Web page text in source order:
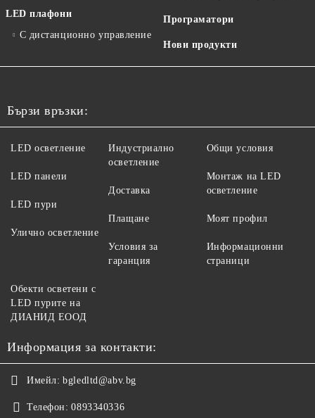
LED плафони
С дистанционно управление
Програматори
Нови продукти
Бързи връзки:
LED осветление
LED панели
LED пури
Улично осветление
Индустриално
осветление
Доставка
Плащане
Условия за
гаранция
Общи условия
Монтаж на LED
осветление
Моят профил
Информационни
страници
Обекти осветени с
LED пурите на
ДИАНИД ЕООД
Информация за контакти:
Имейл: bgledltd@abv.bg
Телефон: 0893340336